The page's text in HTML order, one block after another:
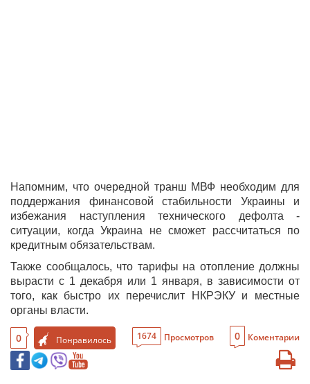
Напомним, что очередной транш МВФ необходим для
поддержания финансовой стабильности Украины и
избежания наступления технического дефолта -
ситуации, когда Украина не сможет рассчитаться по
кредитным обязательствам.
Также сообщалось, что тарифы на отопление должны
вырасти с 1 декабря или 1 января, в зависимости от
того, как быстро их перечислит НКРЭКУ и местные
органы власти.
0 Понравилось 1674 Просмотров 0 Коментарии